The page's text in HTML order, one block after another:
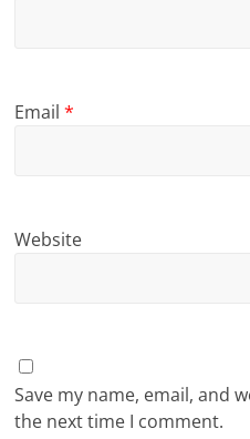
Email*
Website
Save my name, email, and
the next time I comment.